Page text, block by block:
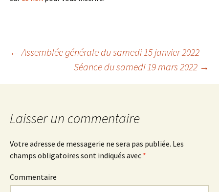
Navigation
des
articles
← Assemblée générale du samedi 15 janvier 2022
Séance du samedi 19 mars 2022 →
Laisser un commentaire
Votre adresse de messagerie ne sera pas publiée. Les
champs obligatoires sont indiqués avec *
Commentaire